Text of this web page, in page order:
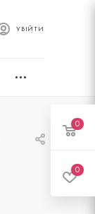
УВІЙТИ
0
0